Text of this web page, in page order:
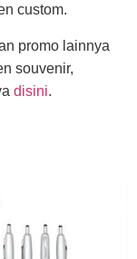
custom.
promo lainnya
souvenir,
disini.